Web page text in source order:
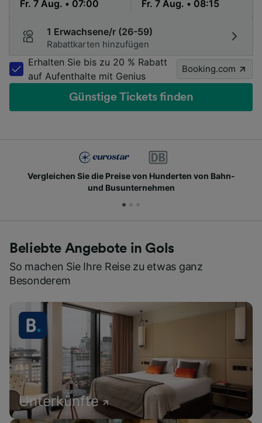
1 Erwachsene/r (26-59)
Rabattkarten hinzufügen
Erhalten Sie bis zu 20 % Rabatt
auf Aufenthalte mit Genius
Booking.com
Günstige Tickets finden
Vergleichen Sie die Preise von Hunderten von Bahn-
und Busunternehmen
Beliebte Angebote in Gols
So machen Sie Ihre Reise zu etwas ganz
Besonderem
Unterkünfte